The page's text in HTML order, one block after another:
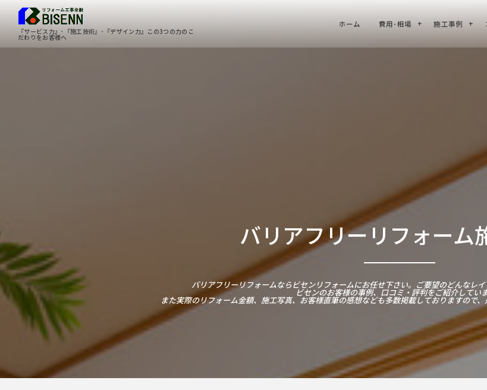
『サービス力』･『施工技術』･『デザイン力』この3つの力のこ
だわりをお客様へ
ホーム 費用･相場 施工事例
バリアフリーリフォーム
バリアフリーリフォームならビセンリフォームにお任せ下さい。ご要望のどんなレ
ビセンのお客様の事例、口コミ・評判をご紹介してい
また実際のリフォーム金額、施工写真、お客様直筆の感想なども多数掲載しておりますので